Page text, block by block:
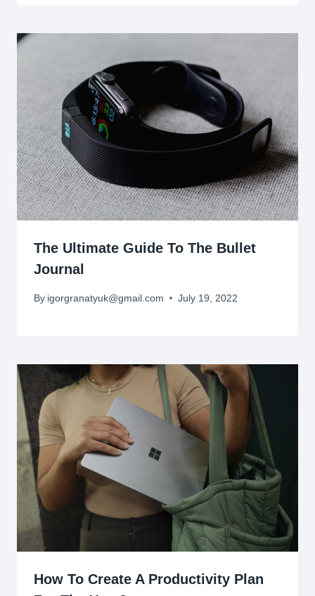
The Ultimate Guide To The Bullet
Journal
By igorgranatyuk@gmail.com July 19, 2022
How To Create A Productivity Plan